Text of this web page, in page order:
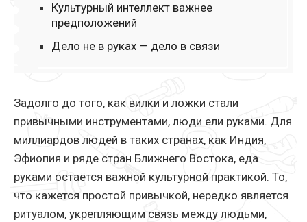
Культурный интеллект важнее
предположений
Дело не в руках — дело в связи
Задолго до того, как вилки и ложки стали
привычными инструментами, люди ели руками. Для
миллиардов людей в таких странах, как Индия,
Эфиопия и ряде стран Ближнего Востока, еда
руками остаётся важной культурной практикой. То,
что кажется простой привычкой, нередко является
ритуалом, укрепляющим связь между людьми,